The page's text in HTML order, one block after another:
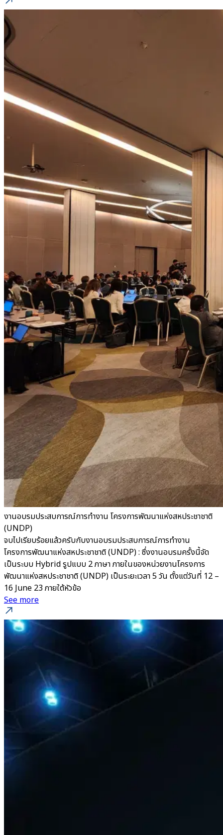
งานอบรมประสบการณ์การทำงาน โครงการพัฒนาแห่งสหประชาชาติ
(UNDP)
จบไปเรียบร้อยแล้วครับกับงานอบรมประสบการณ์การทำงาน
โครงการพัฒนาแห่งสหประชาชาติ (UNDP) : ซึ่งงานอบรมครั้งนี้จัด
เป็นระบบ Hybrid รูปแบบ 2 ภาษา ภายในของหน่วยงานโครงการ
พัฒนาแห่งสหประชาชาติ (UNDP) เป็นระยะเวลา 5 วัน ตั้งแต่วันที่ 12 –
16 June 23 ภายใต้หัวข้อ
See more